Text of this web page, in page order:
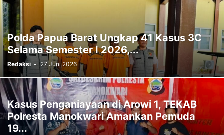
SORONG SELATAN SOSIAL
SPORTS SUPIORI
TAK BERKATEGORI TAMBRAUW TEKNOLOGI TELUK BINTUNI
TELUK WONDAMA TIMIKA VIDEO WAMENA
Polda Papua Barat Ungkap 41 Kasus 3C
Selama Semester I 2026,...
Redaksi - 27 Juni 2026
Kasus Penganiayaan di Arowi 1, TEKAB
Polresta Manokwari Amankan Pemuda
19...